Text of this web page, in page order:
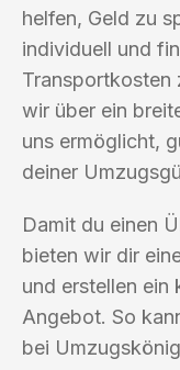
helfen, Geld zu
individuell und
Transportkosten
wir über ein
uns ermöglicht,
deiner
Damit du einen
bieten wir dir
und erstellen ein
Angebot. So
bei